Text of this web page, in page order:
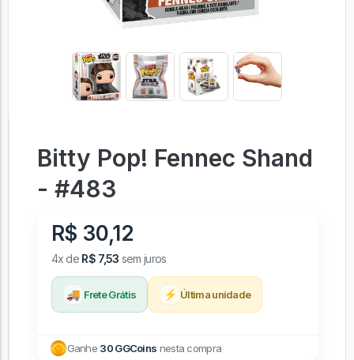
Bitty Pop! Fennec Shand
- #483
R$ 30,12
4x de R$ 7,53 sem juros
🚚 Frete Grátis ⚡ Última unidade
Ganhe 30 GGCoins nesta compra